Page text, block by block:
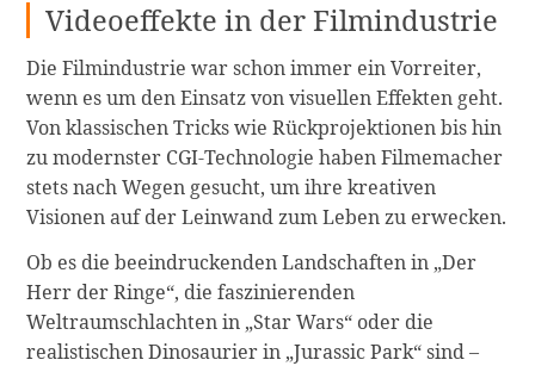
Videoeffekte in der Filmindustrie
Die Filmindustrie war schon immer ein Vorreiter,
wenn es um den Einsatz von visuellen Effekten geht.
Von klassischen Tricks wie Rückprojektionen bis hin
zu modernster CGI-Technologie haben Filmemacher
stets nach Wegen gesucht, um ihre kreativen
Visionen auf der Leinwand zum Leben zu erwecken.
Ob es die beeindruckenden Landschaften in „Der
Herr der Ringe“, die faszinierenden
Weltraumschlachten in „Star Wars“ oder die
realistischen Dinosaurier in „Jurassic Park“ sind –